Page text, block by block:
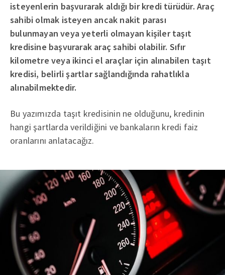
isteyenlerin başvurarak aldığı bir kredi türüdür. Araç
sahibi olmak isteyen ancak nakit parası
bulunmayan veya yeterli olmayan kişiler taşıt
kredisine başvurarak araç sahibi olabilir. Sıfır
kilometre veya ikinci el araçlar için alınabilen taşıt
kredisi, belirli şartlar sağlandığında rahatlıkla
alınabilmektedir.
Bu yazımızda taşıt kredisinin ne olduğunu, kredinin
hangi şartlarda verildiğini ve bankaların kredi faiz
oranlarını anlatacağız.